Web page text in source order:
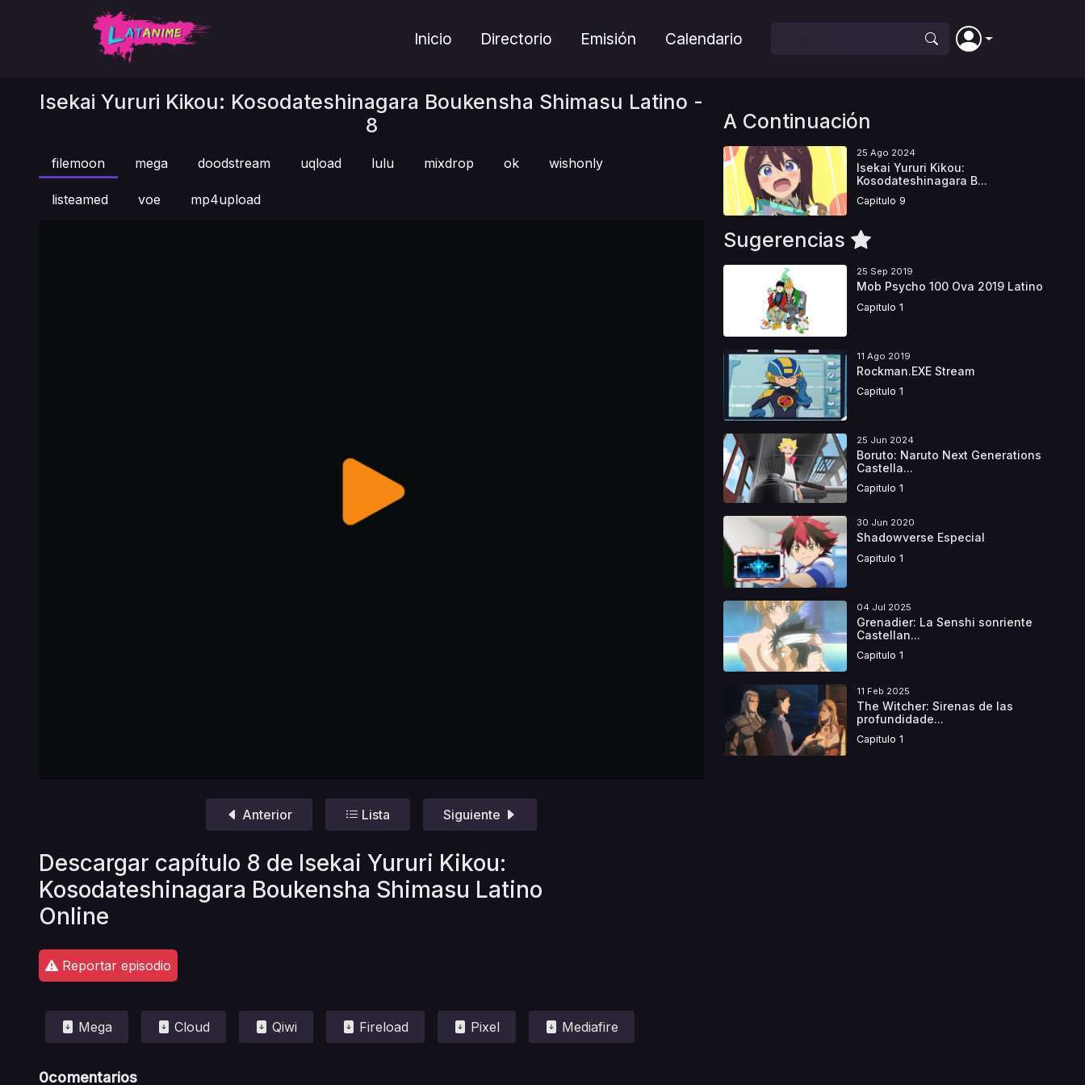
Inicio Directorio Emisión Calendario
Isekai Yururi Kikou: Kosodateshinagara Boukensha Shimasu Latino -
8
filemoon mega doodstream uqload lulu mixdrop ok wishonly
listeamed voe mp4upload
Anterior Lista Siguiente
Descargar capítulo 8 de Isekai Yururi Kikou:
Kosodateshinagara Boukensha Shimasu Latino
Online
Reportar episodio
Mega Cloud Qiwi Fireload Pixel Mediafire
0comentarios
A Continuación
25 Ago 2024
Isekai Yururi Kikou:
Kosodateshinagara B...
Capitulo 9
Sugerencias
25 Sep 2019
Mob Psycho 100 Ova 2019 Latino
Capitulo 1
11 Ago 2019
Rockman.EXE Stream
Capitulo 1
25 Jun 2024
Boruto: Naruto Next Generations
Castella...
Capitulo 1
30 Jun 2020
Shadowverse Especial
Capitulo 1
04 Jul 2025
Grenadier: La Senshi sonriente
Castellan...
Capitulo 1
11 Feb 2025
The Witcher: Sirenas de las
profundidade...
Capitulo 1